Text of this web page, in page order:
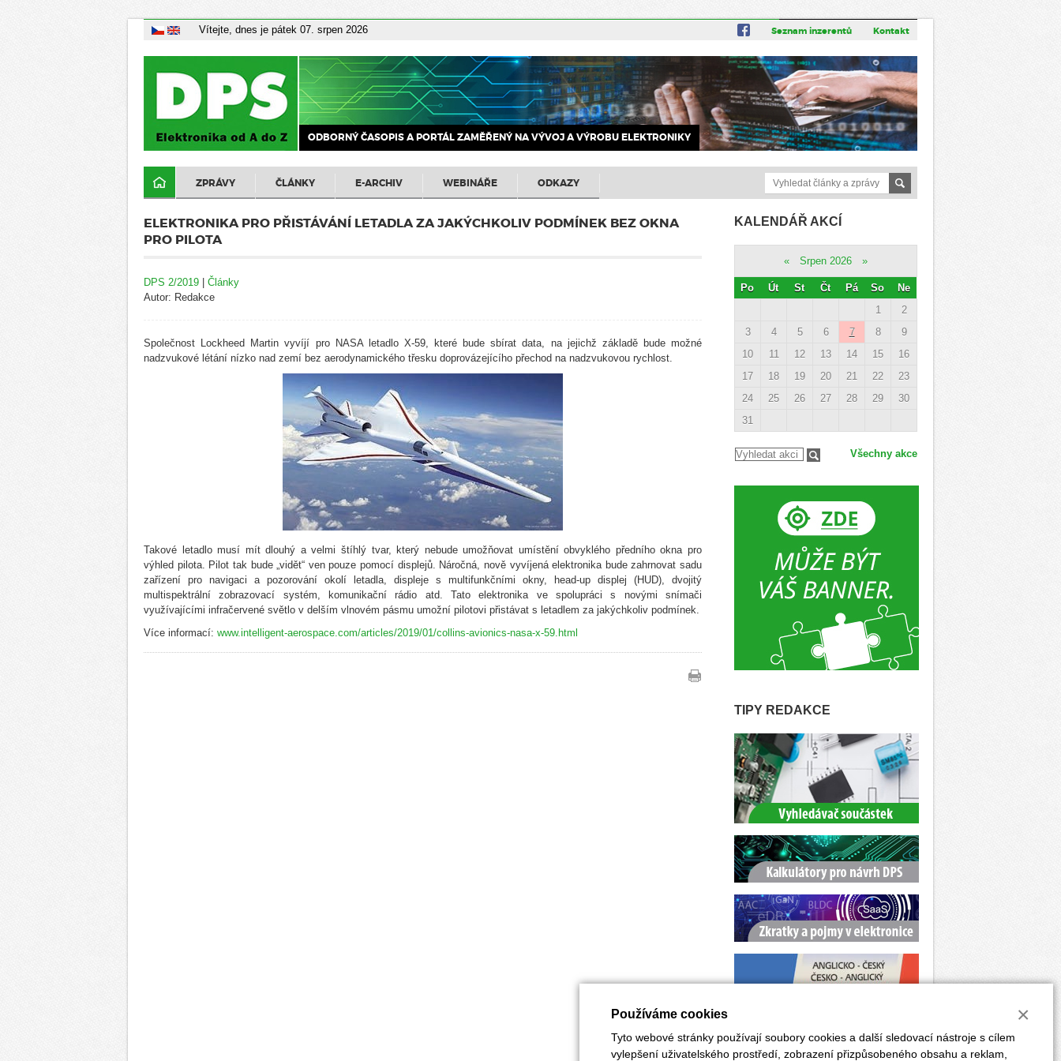
Vítejte, dnes je pátek 07. srpen 2026 Seznam inzerentů Kontakt
ODBORNÝ ČASOPIS A PORTÁL ZAMĚŘENÝ NA VÝVOJ A VÝROBU ELEKTRONIKY
ZPRÁVY ČLÁNKY E-ARCHIV WEBINÁŘE ODKAZY
ELEKTRONIKA PRO PŘISTÁVÁNÍ LETADLA ZA JAKÝCHKOLIV PODMÍNEK BEZ OKNA
PRO PILOTA
DPS 2/2019 | Články
Autor: Redakce
Společnost Lockheed Martin vyvíjí pro NASA letadlo X-59, které bude sbírat data, na jejichž základě bude možné
nadzvukové létání nízko nad zemí bez aerodynamického třesku doprovázejícího přechod na nadzvukovou rychlost.
Takové letadlo musí mít dlouhý a velmi štíhlý tvar, který nebude umožňovat umístění obvyklého předního okna pro
výhled pilota. Pilot tak bude „vidět“ ven pouze pomocí displejů. Náročná, nově vyvíjená elektronika bude zahrnovat sadu
zařízení pro navigaci a pozorování okolí letadla, displeje s multifunkčními okny, head-up displej (HUD), dvojitý
multispektrální zobrazovací systém, komunikační rádio atd. Tato elektronika ve spolupráci s novými snímači
využívajícími infračervené světlo v delším vlnovém pásmu umožní pilotovi přistávat s letadlem za jakýchkoliv podmínek.
Více informací: www.intelligent-aerospace.com/articles/2019/01/collins-avionics-nasa-x-59.html
KALENDÁŘ AKCÍ
« Srpen 2026 »
Po Út St Čt Pá So
Ne
1
2
3
4 5 6 7 8
9
10
11 12 13 14 15
16
17
18 19 20 21 22
23
24
25 26 27 28 29
30
31
Všechny akce
TIPY REDAKCE
Používáme cookies
Tyto webové stránky používají soubory cookies a další sledovací nástroje s cílem
vylepšení uživatelského prostředí, zobrazení přizpůsobeného obsahu a reklam,
×